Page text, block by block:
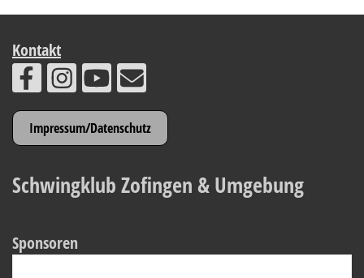
Kontakt
Impressum/Datenschutz
Schwingklub Zofingen & Umgebung
Sponsoren